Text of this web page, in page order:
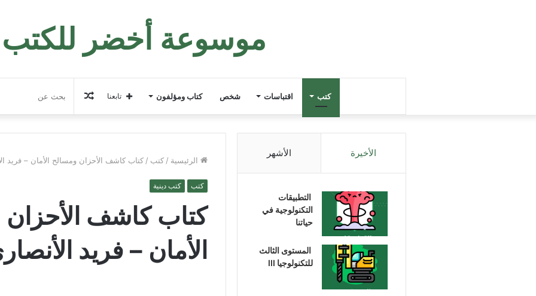
موسوعة أخضر للكتب
كتب اقتباسات شخص كتاب ومؤلفون مقال
عشوائي
تابعنا
الرئيسية / كتب / كتاب كاشف الأحزان ومسالح الأمان – فريد
كتب كتب دينية
كتاب كاشف
الأمان – فريد
الأخيرة الأشهر
التطبيقات
التكنولوجية في
حياتنا
المستوى الثالث
للتكنولوجيا III